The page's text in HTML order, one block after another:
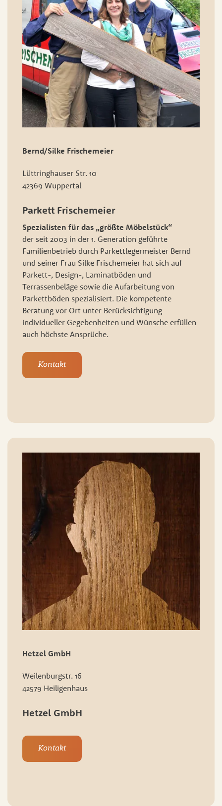
Bernd/Silke Frischemeier
Lüttringhauser Str. 10
42369 Wuppertal
Parkett Frischemeier
Spezialisten für das „größte Möbelstück“
der seit 2003 in der 1. Generation geführte
Familienbetrieb durch Parkettlegermeister Bernd
und seiner Frau Silke Frischemeier hat sich auf
Parkett-, Design-, Laminatböden und
Terrassenbeläge sowie die Aufarbeitung von
Parkettböden spezialisiert. Die kompetente
Beratung vor Ort unter Berücksichtigung
individueller Gegebenheiten und Wünsche erfüllen
auch höchste Ansprüche.
Kontakt
Hetzel GmbH
Weilenburgstr. 16
42579 Heiligenhaus
Hetzel GmbH
Kontakt